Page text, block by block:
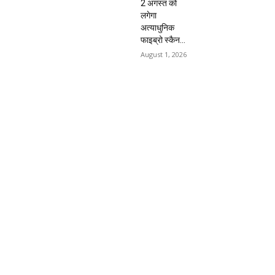
2 अगस्त को
लगेगा
अत्याधुनिक
फाइब्रो स्कैन...
August 1, 2026